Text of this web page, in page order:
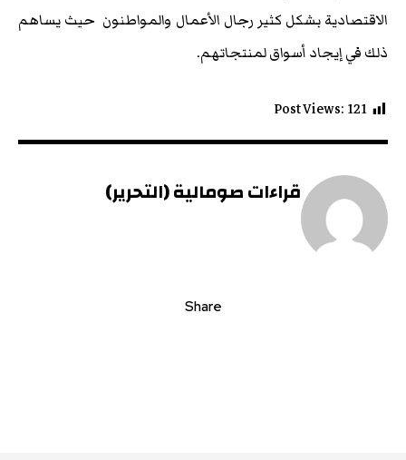
الاقتصادية بشكل كثير رجال الأعمال والمواطنون حيث يساهم
ذلك في إيجاد أسواق لمنتجاتهم.
Post Views: 121
قراءات صومالية (التحرير)
Share